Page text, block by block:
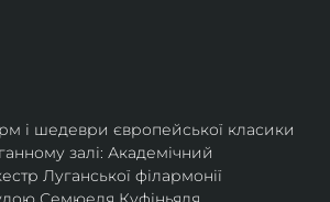
і шедеври європейської класики
залі: Академічний
Луганської філармонії